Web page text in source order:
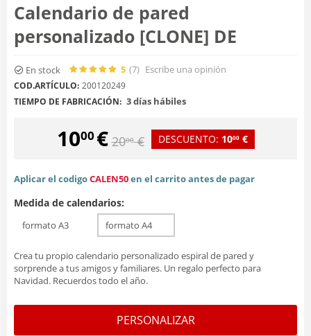
Calendario de pared
personalizado [CLONE] DE
En stock 5 (7) Escribe una opinión
COD.ARTÍCULO: 200120249
TIEMPO DE FABRICACIÓN: 3 días hábiles
1000 € 2000 € DESCUENTO: 1000 €
Aplicar el codigoCALEN50en el carrito antes de pagar
Medida de calendarios:
formato A3 formato A4
Crea tu propio calendario personalizado espiral de pared y
sorprende a tus amigos y familiares. Un regalo perfecto para
Navidad. Recuerdos todo el año.
PERSONALIZAR